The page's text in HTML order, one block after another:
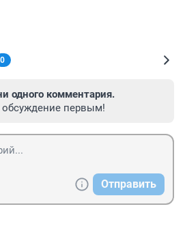
0
одного комментария.
обсуждение первым!
Отправить